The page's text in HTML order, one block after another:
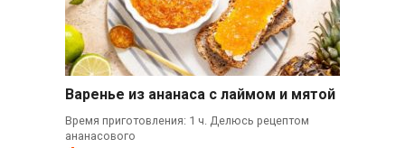
Варенье из ананаса с лаймом и мятой
Время приготовления: 1 ч. Делюсь рецептом
ананасового